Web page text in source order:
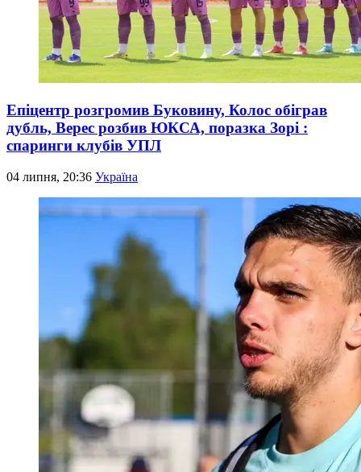
Епіцентр розгромив Буковину, Колос обіграв
дубль, Верес розбив ЮКСА, поразка Зорі :
спаринги клубів УПЛ
04 липня, 20:36 Україна